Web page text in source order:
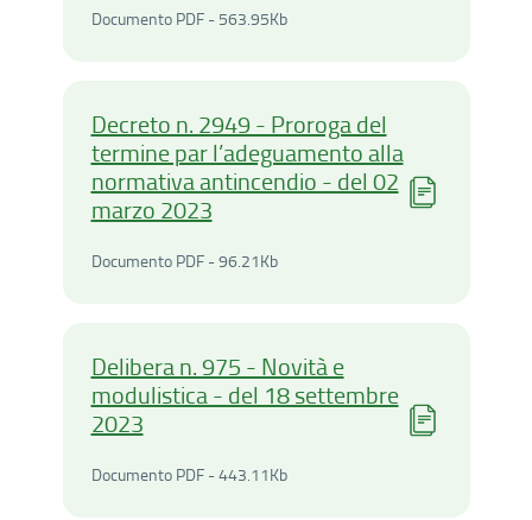
Documento PDF - 563.95KbDocumento PDF -
Decreto n. 2949 - Proroga del
termine par l’adeguamento alla
normativa antincendio - del 02
marzo 2023
Documento PDF - 96.21KbDocumento PDF -
Delibera n. 975 - Novità e
modulistica - del 18 settembre
2023
Documento PDF - 443.11KbDocumento PDF -